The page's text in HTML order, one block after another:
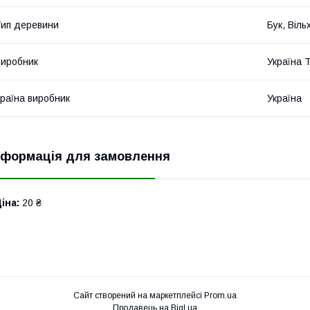
деревини Бук,
Україна
виробник Україна
для замовлення
20 ₴
Сайт створений на маркетплейсі Prom.ua
Продавець на Bigl.ua